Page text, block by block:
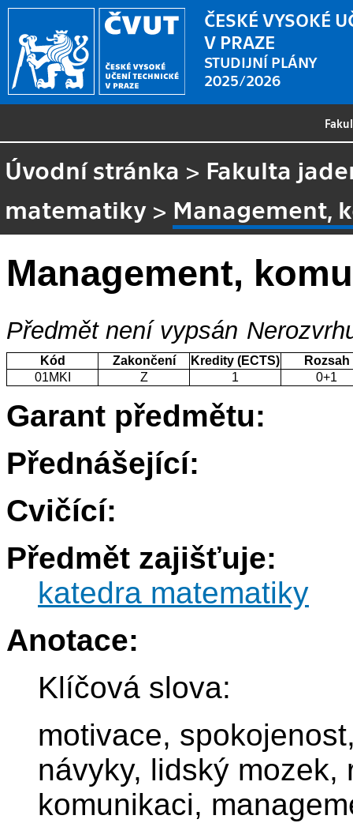
ČESKÉ VYSOKÉ
V PRAZE
STUDIJNÍ PLÁNY
2025/2026
Úvodní stránka > Fakulta
matematiky > Management,
Management,
Předmět není vypsán
Kód Zakončení Kredity (ECTS)
Rozsah
01MKI
Z 1 0+1
Garant předmětu:
Přednášející:
Cvičící:
Předmět zajišťuje:
katedra matematiky
Anotace:
Klíčová slova:
motivace,
návyky, lidský
komunikaci,